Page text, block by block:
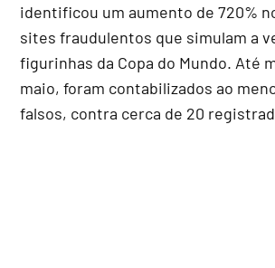
identificou um aumento de 720%
sites fraudulentos que simulam a
figurinhas da Copa do Mundo. Até
maio, foram contabilizados ao
falsos, contra cerca de 20